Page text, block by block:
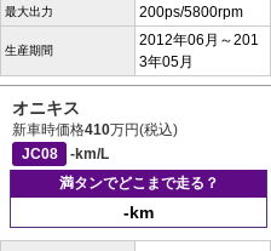
最大出力 200ps/5800rpm
生産期間
2012年06月～201
3年05月
オニキス
新車時価格410万円(税込)
JC08
-km/L
満タンでどこまで走る？
-km